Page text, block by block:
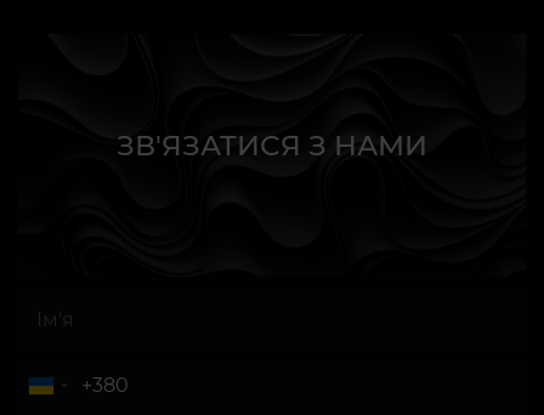
ЗВ'ЯЗАТИСЯ З НАМИ